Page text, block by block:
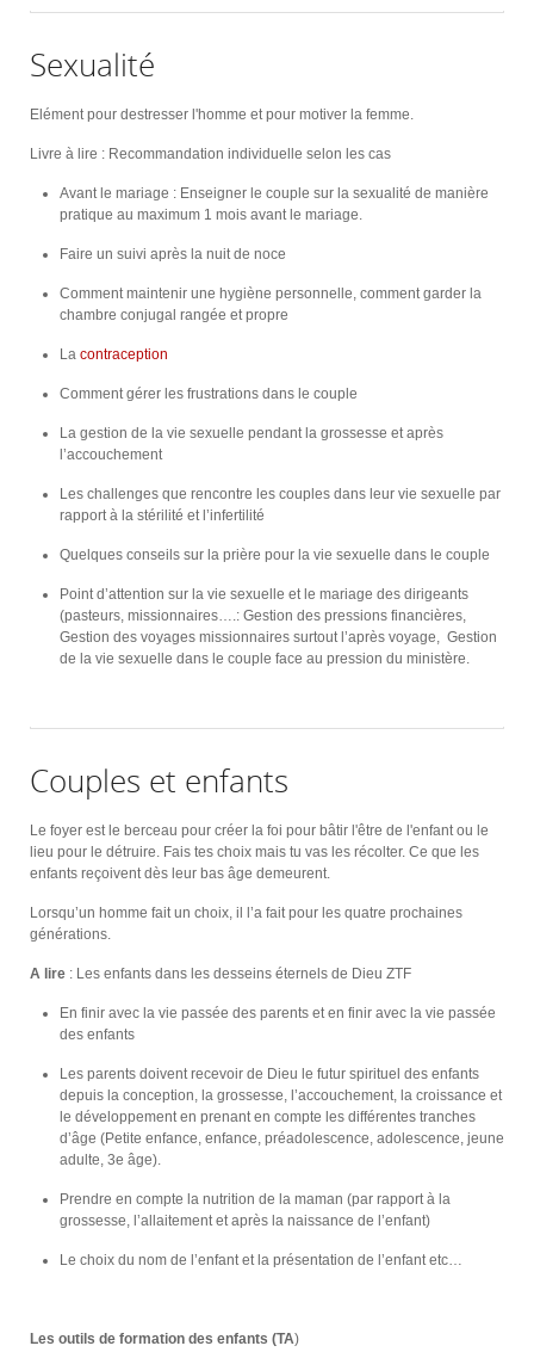
Sexualité
Elément pour destresser l'homme et pour motiver la femme.
Livre à lire : Recommandation individuelle selon les cas
Avant le mariage : Enseigner le couple sur la sexualité de manière
pratique au maximum 1 mois avant le mariage.
Faire un suivi après la nuit de noce
Comment maintenir une hygiène personnelle, comment garder la
chambre conjugal rangée et propre
La contraception
Comment gérer les frustrations dans le couple
La gestion de la vie sexuelle pendant la grossesse et après
l’accouchement
Les challenges que rencontre les couples dans leur vie sexuelle par
rapport à la stérilité et l’infertilité
Quelques conseils sur la prière pour la vie sexuelle dans le couple
Point d’attention sur la vie sexuelle et le mariage des dirigeants
(pasteurs, missionnaires….: Gestion des pressions financières,
Gestion des voyages missionnaires surtout l’après voyage, Gestion
de la vie sexuelle dans le couple face au pression du ministère.
Couples et enfants
Le foyer est le berceau pour créer la foi pour bâtir l'être de l'enfant ou le
lieu pour le détruire. Fais tes choix mais tu vas les récolter. Ce que les
enfants reçoivent dès leur bas âge demeurent.
Lorsqu’un homme fait un choix, il l’a fait pour les quatre prochaines
générations.
A lire : Les enfants dans les desseins éternels de Dieu ZTF
En finir avec la vie passée des parents et en finir avec la vie passée
des enfants
Les parents doivent recevoir de Dieu le futur spirituel des enfants
depuis la conception, la grossesse, l’accouchement, la croissance et
le développement en prenant en compte les différentes tranches
d’âge (Petite enfance, enfance, préadolescence, adolescence, jeune
adulte, 3e âge).
Prendre en compte la nutrition de la maman (par rapport à la
grossesse, l’allaitement et après la naissance de l’enfant)
Le choix du nom de l’enfant et la présentation de l’enfant etc…
Les outils de formation des enfants (TA)